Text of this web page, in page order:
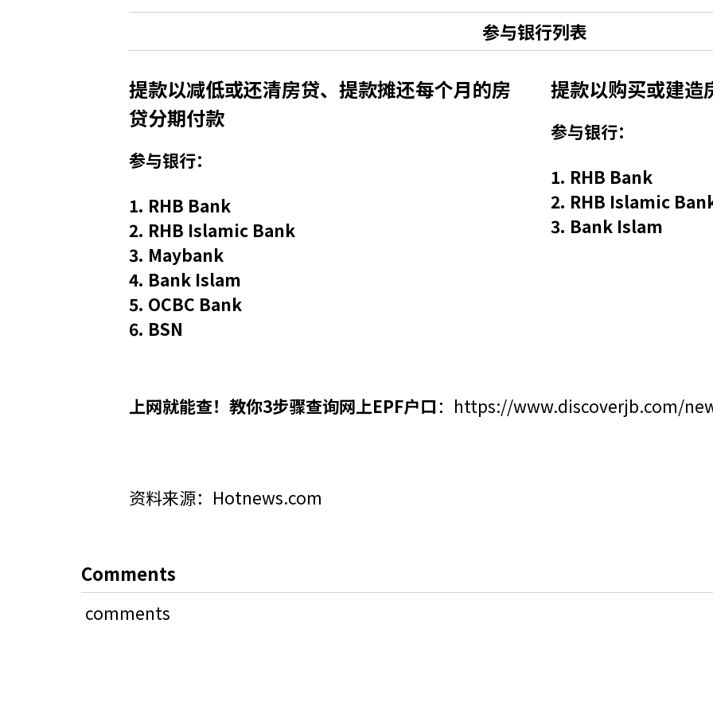
参与银行列表
提款以减低或还清房贷、提款摊还每个月的房
贷分期付款
参与银行：
1. RHB Bank
2. RHB Islamic Bank
3. Maybank
4. Bank Islam
5. OCBC Bank
6. BSN
提款以购买或建造
参与银行：
1. RHB Bank
2. RHB Islamic
3. Bank Islam
上网就能查！教你3步骤查询网上EPF户口： https://www.discoverjb.com/
资料来源：Hotnews.com
Comments
comments